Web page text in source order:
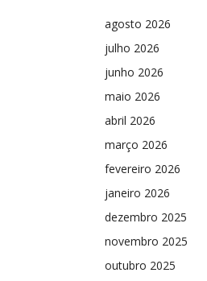
agosto 2026
julho 2026
junho 2026
maio 2026
abril 2026
março 2026
fevereiro 2026
janeiro 2026
dezembro 2025
novembro 2025
outubro 2025